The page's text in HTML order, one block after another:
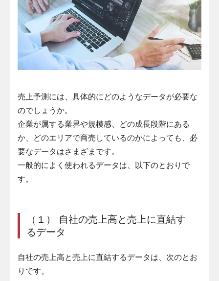
売上予測には、具体的にどのようなデータが必要な
のでしょうか。
企業が属する業界や規模感、どの成長段階にある
か、どのエリアで商売しているのかによっても、必
要なデータはさまざまです。
一般的によく使われるデータは、以下のとおりで
す。
（１） 自社の売上高と売上に直結す
るデータ
自社の売上高と売上に直結するデータは、次のとお
りです。